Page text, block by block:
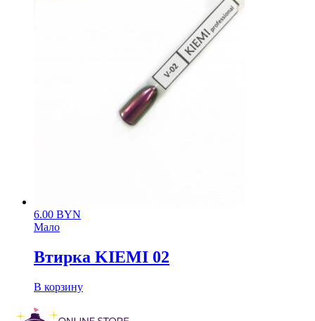
6.00 BYN
Мало
Втирка KIEMI 02
В корзину